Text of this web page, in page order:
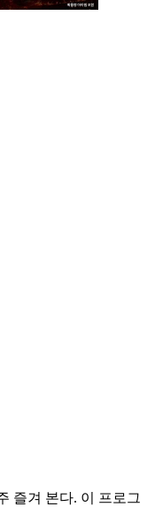
즐겨 본다. 이 프로그